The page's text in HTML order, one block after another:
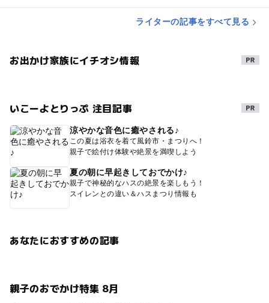
ライターの記事をすべて見る
お出かけ家族にイチオシ情報
いこーよとりっぷ 注目記事
涼やかな音色に癒やされる♪
この夏は浴衣を着て風鈴市・まつりへ！
親子で絵付け体験や絶景を満喫しよう
夏の朝に早起きしておでかけ♪
親子で神秘的なハスの絶景を楽しもう！
スイレンとの違い＆ハスまつり情報も
あなたにおすすめの記事
親子のおでかけ特集 8月